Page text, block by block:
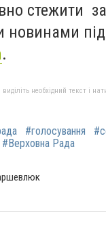
стежити за
новинами
.
необхідний текст і
#голосування
#Верховна Рада